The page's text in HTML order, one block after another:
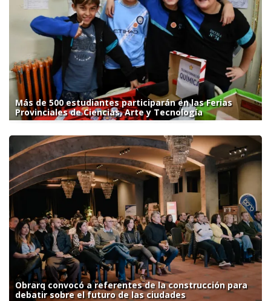
Más de 500 estudiantes participarán en las Ferias
Provinciales de Ciencias, Arte y Tecnología
Obrarq convocó a referentes de la construcción para
debatir sobre el futuro de las ciudades